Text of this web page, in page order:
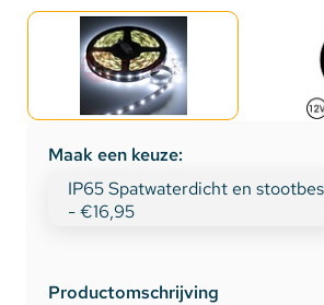
Maak een keuze:
Productomschrijving